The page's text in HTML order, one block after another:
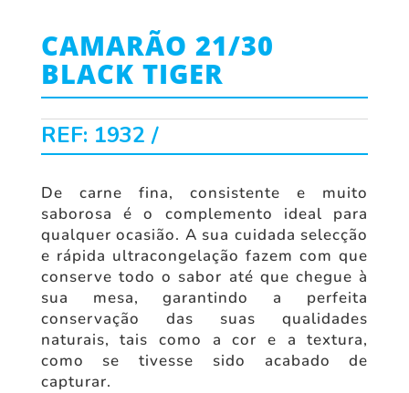
CAMARÃO 21/30
BLACK TIGER
REF: 1932
De carne fina, consistente e muito
saborosa é o complemento ideal para
qualquer ocasião. A sua cuidada selecção
e rápida ultracongelação fazem com que
conserve todo o sabor até que chegue à
sua mesa, garantindo a perfeita
conservação das suas qualidades
naturais, tais como a cor e a textura,
como se tivesse sido acabado de
capturar.